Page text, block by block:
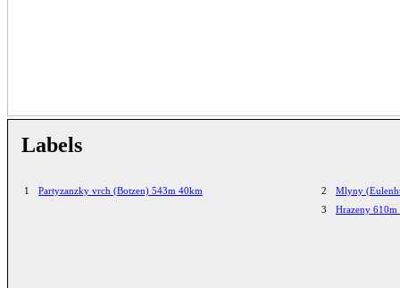
Labels
1 Partyzanzky vrch (Botzen) 543m 40km 2
Mlyny
3
Hrazeny 610m